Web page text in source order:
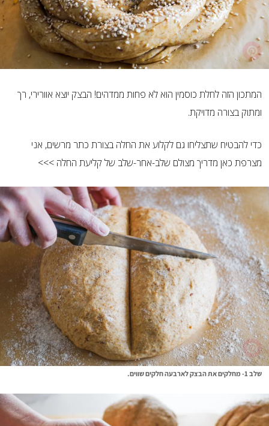
המתכון הזה לחלת כוסמין הוא לא פחות ממדהים! הבצק יוצא אוורירי, רך
ומתוק בצורה מדויקת.
כדי להבטיח שתצליחו גם לקלוע את החלה בצורת כתר מרשים, אני
מצרפת כאן מדריך מצולם שלב-אחר-שלב של קליעת החלה >>>
שלב 1- מחלקים את הבצק לארבעה חלקים שווים.